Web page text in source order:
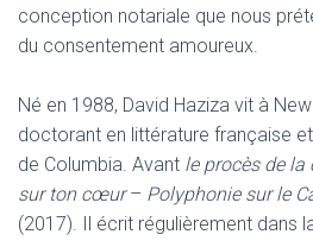
conception notariale que nous
du consentement amoureux.
Né en 1988, David Haziza vit à
doctorant en littérature française
de Columbia. Avant le procès de la
sur ton cœur– Polyphonie sur le
(2017). Il écrit régulièrement dans